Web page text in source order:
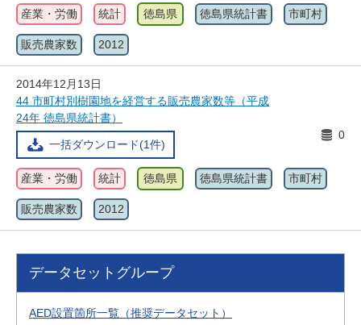
産業・労働 統計 徳島県 徳島県統計書 市町村
販売農家数 2012
2014年12月13日
44 市町村別樹園地を経営する販売農家数等（平成
24年 徳島県統計書）
一括ダウンロード(1件)
0
産業・労働 統計 徳島県 徳島県統計書 市町村
販売農家数 2012
データセットグループ
AED設置箇所一覧（推奨データセット）